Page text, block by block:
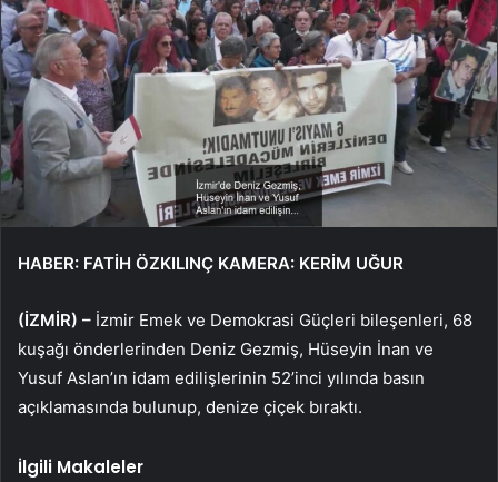
HABER: FATİH ÖZKILINÇ KAMERA: KERİM UĞUR
(İZMİR) – İzmir Emek ve Demokrasi Güçleri bileşenleri, 68
kuşağı önderlerinden Deniz Gezmiş, Hüseyin İnan ve
Yusuf Aslan’ın idam edilişlerinin 52’inci yılında basın
açıklamasında bulunup, denize çiçek bıraktı.
İlgili Makaleler